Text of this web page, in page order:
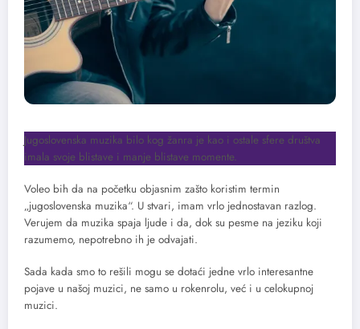
Jugoslovenska muzika bilo kog žanra je kao i ostale sfere društva
imala svoje blistave i manje blistave momente.
Voleo bih da na početku objasnim zašto koristim termin
„jugoslovenska muzika“. U stvari, imam vrlo jednostavan razlog.
Verujem da muzika spaja ljude i da, dok su pesme na jeziku koji
razumemo, nepotrebno ih je odvajati.
Sada kada smo to rešili mogu se dotaći jedne vrlo interesantne
pojave u našoj muzici, ne samo u rokenrolu, već i u celokupnoj
muzici.